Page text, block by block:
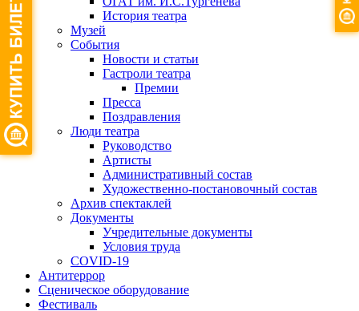
История театра
Музей
События
Новости и статьи
Гастроли театра
Премии
Пресса
Поздравления
Люди театра
Руководство
Артисты
Административный состав
Художественно-постановочный состав
Архив спектаклей
Документы
Учредительные документы
Условия труда
COVID-19
Антитеррор
Сценическое оборудование
Фестиваль